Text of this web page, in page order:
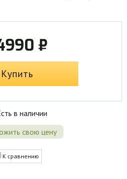
₽
Купить
в наличии
свою цену
К сравнению